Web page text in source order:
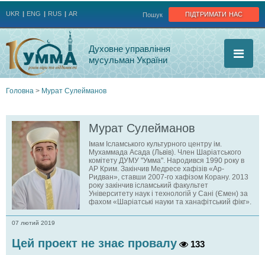
підтримати нас
Пошук
UKR ENG RUS AR
Духовне управління
мусульман України
Головна > Мурат Сулейманов
Мурат Сулейманов
Імам Ісламського культурного центру ім.
Мухаммада Асада (Львів). Член Шаріатського
комітету ДУМУ "Умма". Народився 1990 року в
АР Крим. Закінчив Медресе хафізів «Ар-
Ридван», ставши 2007‑го хафізом Корану. 2013
року закінчив ісламський факультет
Університету наук і технологій у Сані (Ємен) за
фахом «Шаріатські науки та ханафітський фікг».
07 лютий 2019
Цей проект не знає провалу 133